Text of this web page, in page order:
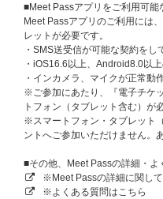
※ATEEZ JAPAN OFFICIAL
みお申込み対象となります。
【2回目】
抽選対象日程：2026年8月6日（
販売期間：2026年7月21日（火
当落通知：2026年7月30日（木
※当落通知はUNIVERSAL
す。
※対象応募期間内に応募対象商
かじめご了承ください。
※締切間近などの時間帯によっ
を持ってご応募ください。
■Meet Passアプリをご利用可能
Meet Passアプリのご利用には
レットが必要です。
・SMS送受信が可能な契約をし
・iOS16.6以上、Android8.0以
・インカメラ、マイクが正常動
※ご参加にあたり、『電子チケ
トフォン（タブレット含む）が
※スマートフォン・タブレット
ントへご参加いただけません。
■その他、Meet Passの詳細・よ
※Meet Passの詳細に関し
※よくある質問はこちら